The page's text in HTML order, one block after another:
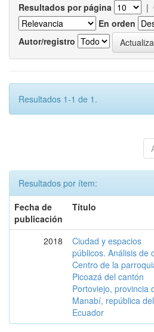
Resultados por página |
En orden
Autor/registro
Resultados 1-1 de 1.
Resultados por ítem:
Fecha de
publicación
Título
2018
Ciudad y espacios
públicos. Análisis de
Centro de la
Picoazá del cantón
Portoviejo, provincia
Manabí, república del
Ecuador